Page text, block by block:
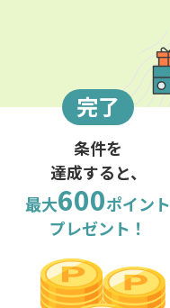
完了
条件を
達成すると、
最大600ポイント
プレゼント！